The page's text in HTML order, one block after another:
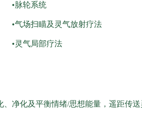
•脉轮系统
•气场扫瞄及灵气放射疗法
•灵气局部疗法
净化及平衡情绪/思想能量，遥距传